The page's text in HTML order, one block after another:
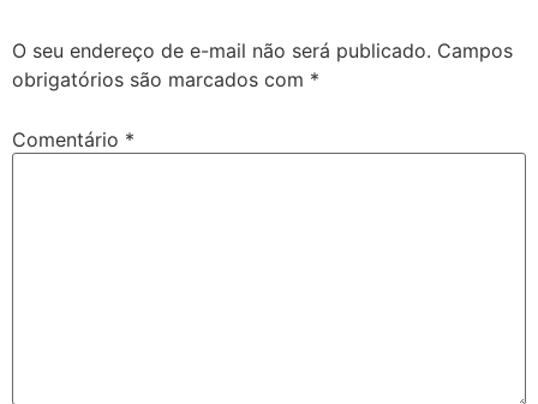
O seu endereço de e-mail não será publicado. Campos
obrigatórios são marcados com *
Comentário *